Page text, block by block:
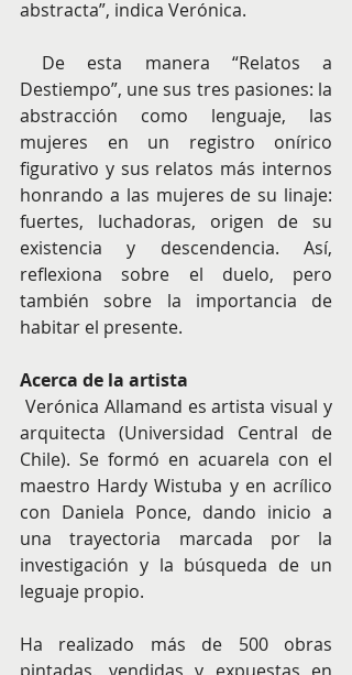
abstracta”, indica Verónica.
De esta manera “Relatos a
Destiempo”, une sus tres pasiones: la
abstracción como lenguaje, las
mujeres en un registro onírico
figurativo y sus relatos más internos
honrando a las mujeres de su linaje:
fuertes, luchadoras, origen de su
existencia y descendencia. Así,
reflexiona sobre el duelo, pero
también sobre la importancia de
habitar el presente.
Acerca de la artista
Verónica Allamand es artista visual y
arquitecta (Universidad Central de
Chile). Se formó en acuarela con el
maestro Hardy Wistuba y en acrílico
con Daniela Ponce, dando inicio a
una trayectoria marcada por la
investigación y la búsqueda de un
leguaje propio.
Ha realizado más de 500 obras